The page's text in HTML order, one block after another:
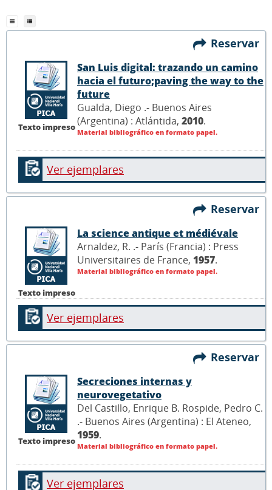
Reservar
Texto impreso
San Luis digital: trazando un camino
hacia el futuro;paving the way to the
future
Gualda, Diego .- Buenos Aires
(Argentina) : Atlántida, 2010.
Material bibliográfico en formato papel.
Ver ejemplares
Reservar
Texto impreso
La science antique et médiévale
Arnaldez, R. .- París (Francia) : Press
Universitaires de France, 1957.
Material bibliográfico en formato papel.
Ver ejemplares
Reservar
Texto impreso
Secreciones internas y
neurovegetativo
Del Castillo, Enrique B. Rospide, Pedro C.
.- Buenos Aires (Argentina) : El Ateneo,
1959.
Material bibliográfico en formato papel.
Ver ejemplares